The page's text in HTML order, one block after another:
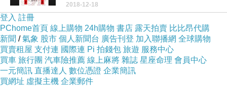
2018-12-18
登入 註冊
PChome首頁 線上購物 24h購物 書店 露天拍賣 比比昂代購
新聞 /氣象 股市 個人新聞台 廣告刊登 加入聯播網 全球購物
買賣租屋 支付連 國際連 Pi 拍錢包 旅遊 服務中心
買車 旅行團 汽車險推薦 線上麻將 雜誌 星座命理 會員中心
一元簡訊 直播達人 數位憑證 企業簡訊
買網址 虛擬主機 企業郵件